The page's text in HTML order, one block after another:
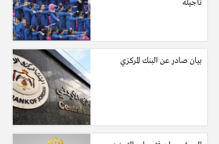
تأجيله
بيان صادر عن البنك المركزي